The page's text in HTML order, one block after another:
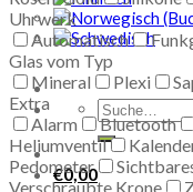
Suche
nach:
€0,00
Uhrwerk
Automatisch
Glas vom Typ
Mineral
Plexi
Extra
Alarm
Bluetooth
Heliumventil
Pedometer
Verschraubte Krone